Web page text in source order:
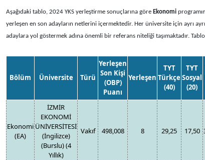
Aşağıdaki tablo, 2024 YKS yerleştirme sonuçlarına göre Ekonomi
yerleşen en son adayların netlerini içermektedir. Her üniversite için ayrı
adaylara yol göstermek adına önemli bir referans niteliği taşımaktadır.
Bölüm Üniversite Türü
Yerleşen
Son Kişi
(OBP)
Puanı
Yerleşen
TYT
Türkçe
(40)
TYT
Sosyal
(20)
Ekonomi
(EA)
İZMİR
EKONOMİ
ÜNİVERSİTESİ
(İngilizce)
(Burslu) (4
Yıllık)
Vakıf 498,008 8 29,25 17,50